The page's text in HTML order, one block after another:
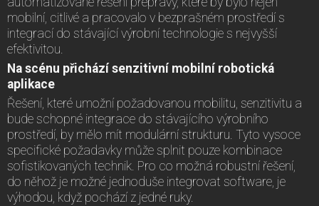
mobilní, citlivé a pracovalo v bezprašném prostředí s
integrací do stávající výrobní technologie s nejvyšší
efektivitou.
Na scénu přichází senzitivní mobilní robotická
aplikace
Řešení, které umožní požadovanou mobilitu, senzitivitu a
bude schopné integrace do stávajícího výrobního
prostředí, by mělo mít modulární strukturu. Tyto vysoce
specifické požadavky může splnit pouze kombinace
sofistikovaných technik. Pro co možná robustní řešení,
do něhož je možné jednoduše integrovat software, je
výhodou, když pochází z jedné ruky.